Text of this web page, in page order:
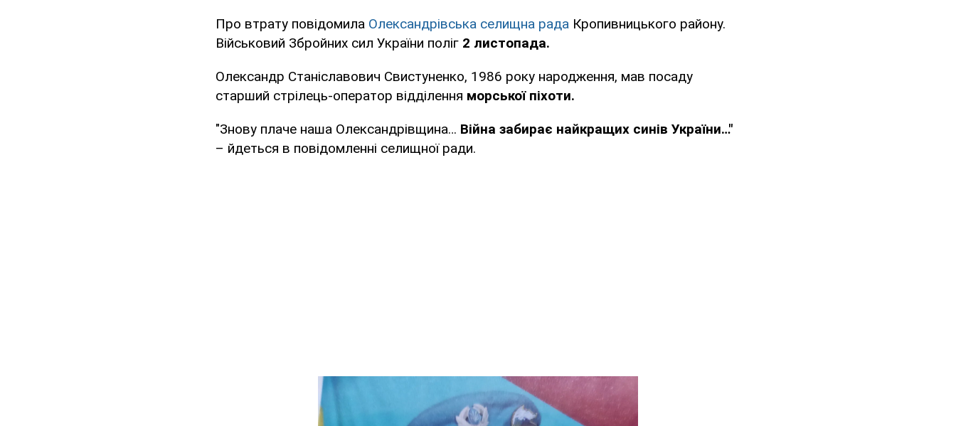
Про втрату повідомила Олександрівська селищна рада Кропивницького району.
Військовий Збройних сил України поліг 2 листопада.
Олександр Станіславович Свистуненко, 1986 року народження, мав посаду
старший стрілець-оператор відділення морської піхоти.
"Знову плаче наша Олександрівщина… Війна забирає найкращих синів України…"
– йдеться в повідомленні селищної ради.